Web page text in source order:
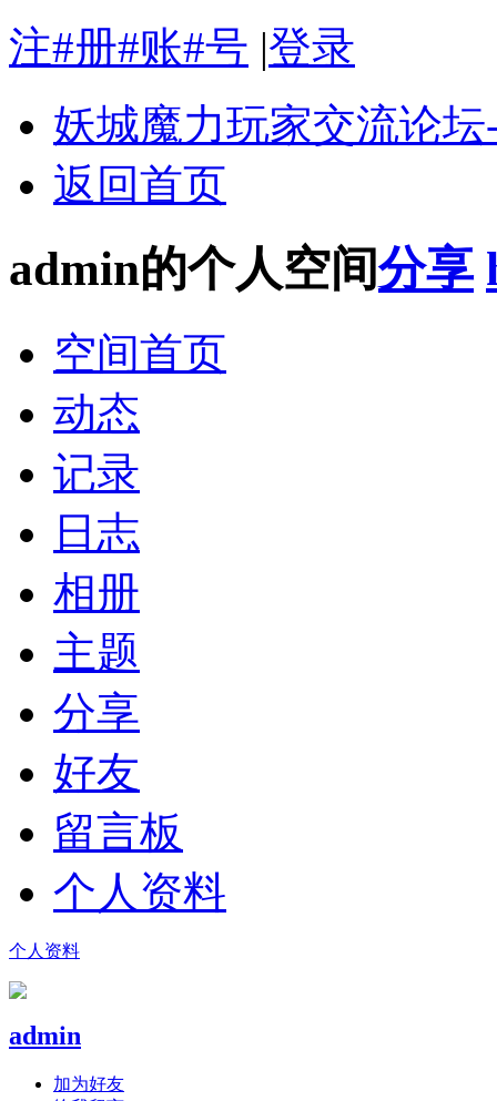
注#册#账#号 |登录
妖城魔力玩家交流论
返回首页
admin的个人空间分享
空间首页
动态
记录
日志
相册
主题
分享
好友
留言板
个人资料
个人资料
admin
加为好友